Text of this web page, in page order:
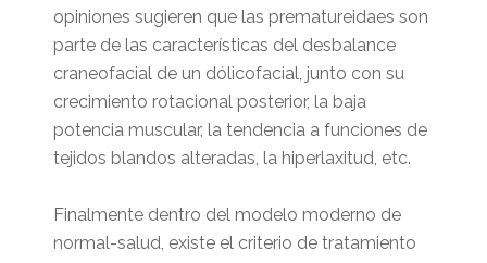
opiniones sugieren que las prematureidaes son
parte de las características del desbalance
craneofacial de un dólicofacial, junto con su
crecimiento rotacional posterior, la baja
potencia muscular, la tendencia a funciones de
tejidos blandos alteradas, la hiperlaxitud, etc.
Finalmente dentro del modelo moderno de
normal-salud, existe el criterio de tratamiento